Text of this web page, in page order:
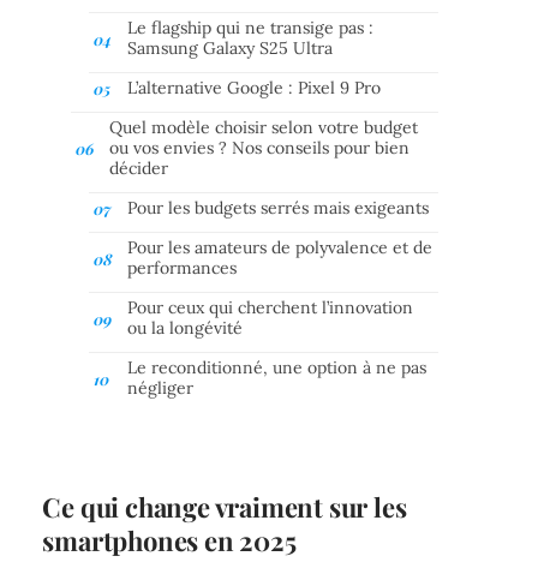
Le flagship qui ne transige pas :
Samsung Galaxy S25 Ultra
L’alternative Google : Pixel 9 Pro
Quel modèle choisir selon votre budget
ou vos envies ? Nos conseils pour bien
décider
Pour les budgets serrés mais exigeants
Pour les amateurs de polyvalence et de
performances
Pour ceux qui cherchent l’innovation
ou la longévité
Le reconditionné, une option à ne pas
négliger
Ce qui change vraiment sur les
smartphones en 2025